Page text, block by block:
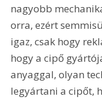
nagyobb
orra, ezért
igaz, csak hogy
hogy a cipő
anyaggal, olyan
legyártani a cipőt,